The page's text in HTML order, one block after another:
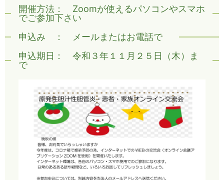
開催方法： Zoomが使えるパソコンやスマホ
でご参加下さい
申込み ： メールまたはお電話で
申込期日： 令和３年１１月２５日（木）ま
で